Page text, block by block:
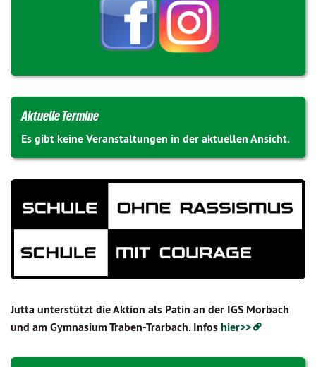
Aktuelle Termine
Es gibt keine Veranstaltungen in der aktuellen Ansicht.
Jutta unterstützt die Aktion als Patin an der IGS Morbach
und am Gymnasium Traben-Trarbach. Infoshier>>